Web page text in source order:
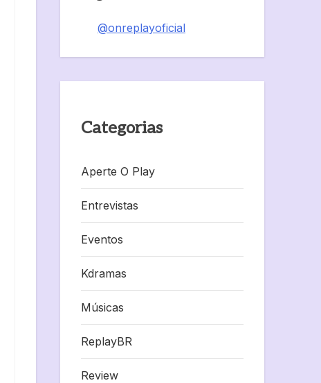
@onreplayoficial
Categorias
Aperte O Play
Entrevistas
Eventos
Kdramas
Músicas
ReplayBR
Review